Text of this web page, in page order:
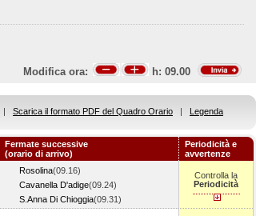
Modifica ora: h: 09.00
| Scarica il formato PDF del Quadro Orario | Legenda
Fermate successive
(orario di arrivo)
Periodicità e
avvertenze
Rosolina(09.16)
Cavanella D'adige(09.24)
S.Anna Di Chioggia(09.31)
Controlla la
Periodicità